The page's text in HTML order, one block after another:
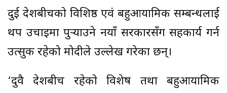
दुई देशबीचको विशिष्ठ एवं बहुआयामिक सम्बन्धलाई
थप उचाइमा पुर्‍याउने नयाँ सरकारसँग सहकार्य गर्न
उत्सुक रहेको मोदीले उल्लेख गरेका छन्।
‘दुवै देशबीच रहेको विशेष तथा बहुआयामिक